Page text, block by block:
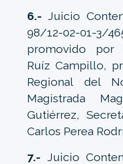
6.- Juicio
98/12-02-01-3/
promovido por
Ruíz Campillo,
Regional del
Magistrada
Gutiérrez,
Carlos Perea
7.- Juicio